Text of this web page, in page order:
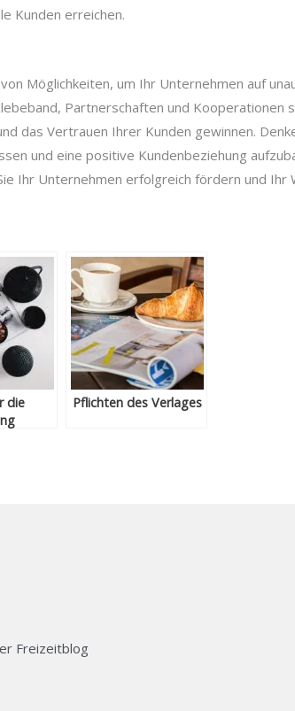
Kunden erreichen.
Möglichkeiten, um Ihr Unternehmen auf
Partnerschaften und Kooperationen
das Vertrauen Ihrer Kunden gewinnen.
und eine positive Kundenbeziehung
Ihr Unternehmen erfolgreich fördern und Ihr
die
Pflichten des Verlages
Freizeitblog